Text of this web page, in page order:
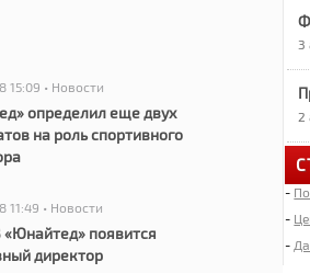
15:09 • Новости
определил еще двух
на роль спортивного
11:49 • Новости
«Юнайтед» появится
директор
9
6
3
2
-
-
-